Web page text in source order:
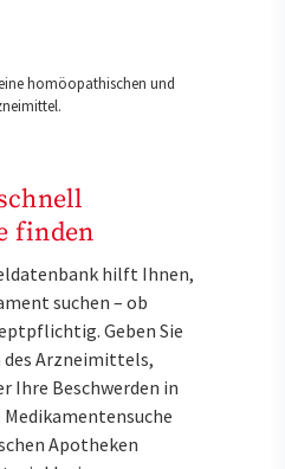
homöopathischen und
finden
hilft Ihnen,
suchen – ob
Geben Sie
des Arzneimittels,
Ihre Beschwerden in
Medikamentensuche
Apotheken